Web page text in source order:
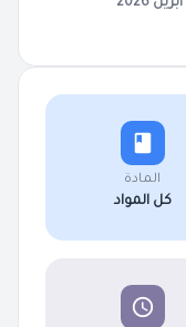
المادة
كل المواد